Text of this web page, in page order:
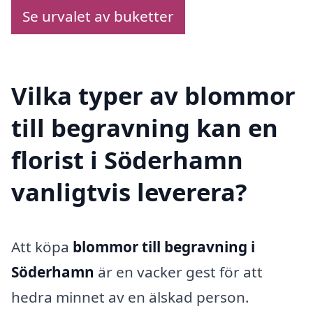
Se urvalet av buketter
Vilka typer av blommor
till begravning kan en
florist i Söderhamn
vanligtvis leverera?
Att köpa blommor till begravning i
Söderhamn är en vacker gest för att
hedra minnet av en älskad person.